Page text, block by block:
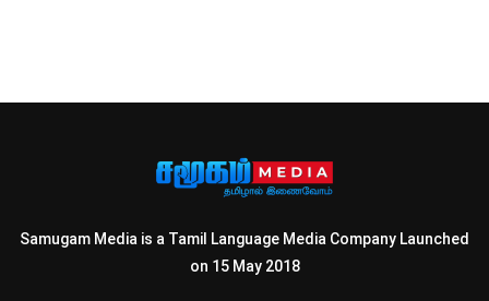
Samugam Media is a Tamil Language Media Company Launched
on 15 May 2018